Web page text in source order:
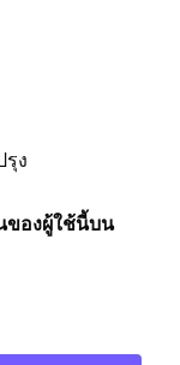
ง
ของผู้ใช้นี้บน